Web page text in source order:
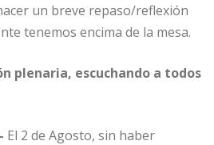
un breve repaso/reflexión
tenemos encima de la mesa.
plenaria, escuchando a todos
El 2 de Agosto, sin haber